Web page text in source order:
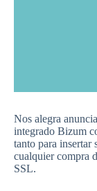
Nos alegra
integrado Bizum
tanto para insertar
cualquier compra
SSL.